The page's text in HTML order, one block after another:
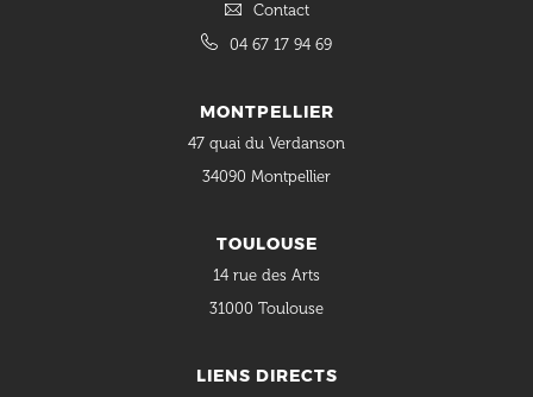
Contact
04 67 17 94 69
MONTPELLIER
47 quai du Verdanson
34090 Montpellier
TOULOUSE
14 rue des Arts
31000 Toulouse
LIENS DIRECTS